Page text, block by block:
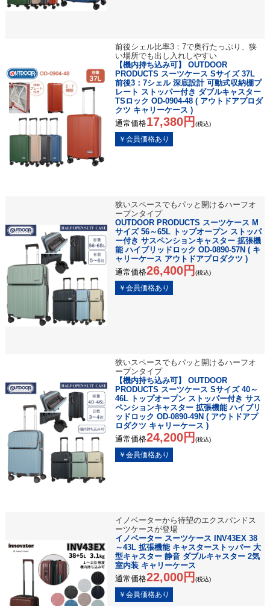
前後シェル比率3：7で奥行たっぷり、狭
い場所でも出し入れしやすい
【機内持ち込み可】 OUTDOOR
PRODUCTS スーツケース Sサイズ 37L
前後3：7シェル 深底設計 可動式収納棚プ
レート ストッパー付き ダブルキャスター
TSロック OD-0904-48 ( アウトドアプロダ
クツ キャリーケース )
通常価格17,380円 (税込)
狭いスペースでもパッと開けるハーフオ
ープンタイプ
OUTDOOR PRODUCTS スーツケース M
サイズ 56～65L トップオープン ストッパ
ー付き サスペンションキャスター 拡張機
能 ハイブリッドロック OD-0890-57N ( キ
ャリーケース アウトドアプロダクツ )
通常価格26,400円 (税込)
狭いスペースでもパッと開けるハーフオ
ープンタイプ
【機内持ち込み可】 OUTDOOR
PRODUCTS スーツケース Sサイズ 40～
46L トップオープン ストッパー付き サス
ペンションキャスター 拡張機能 ハイブリ
ッドロック OD-0890-49N ( アウトドアプ
ロダクツ キャリーケース )
通常価格24,200円 (税込)
イノベーターから待望のエクスパンドス
ーツケースが登場
イノベーター スーツケース INV43EX 38
～43L 拡張機能 キャスターストッパー 大
型キャスター 静音 ダブルキャスター 2気
室内装 キャリーケース
通常価格22,000円 (税込)